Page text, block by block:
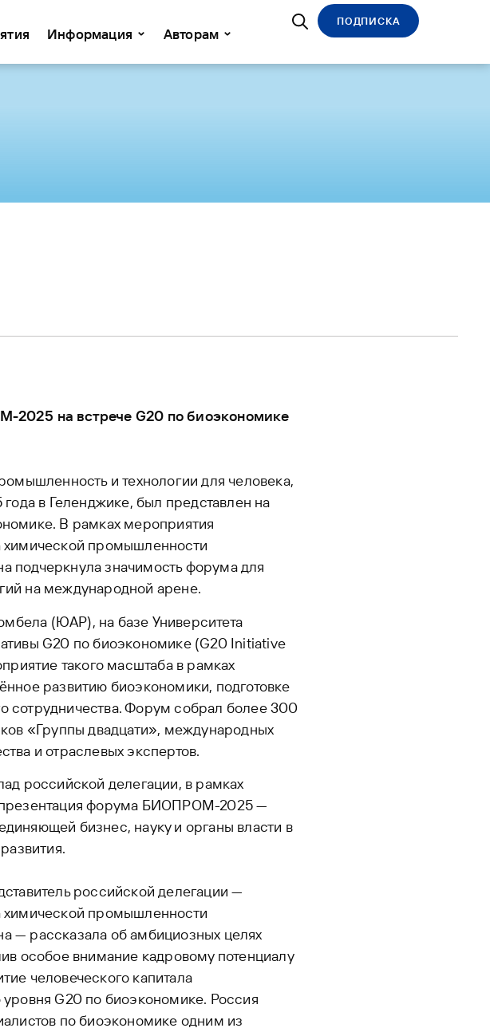
Информация Авторам
ПОДПИСКА
2025 на встрече G20 по биоэкономике
и технологии для человека,
в Геленджике, был представлен на
В рамках мероприятия
химической промышленности
подчеркнула значимость форума для
на международной арене.
(ЮАР), на базе Университета
G20 по биоэкономике (G20 Initiative
такого масштаба в рамках
развитию биоэкономики, подготовке
сотрудничества. Форум собрал более 300
«Группы двадцати», международных
и отраслевых экспертов.
российской делегации, в рамках
презентация форума БИОПРОМ-2025 —
бизнес, науку и органы власти в
российской делегации —
химической промышленности
— рассказала об амбициозных целях
особое внимание кадровому потенциалу
человеческого капитала
G20 по биоэкономике. Россия
по биоэкономике одним из